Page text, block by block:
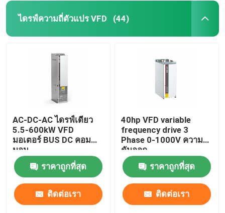
การขับเคลื่อนความถี่ที่เปลี่ยนแปลงสําหรับเครน
สถานีชาร์จ EV ที่เก็บพลังงานที่สามารถปรับปรุงได้
เครื่องมือเพิ่มประสิทธิภาพพลังงานแสงอาทิตย์
อินเวอร์เตอร์พลังงานแสงอาทิตย์แบบไฮบริด
ไดรฟ์ความถี่ตัวแปร VFD (44)
AC-DC-AC ไดรฟ์เดียว
5.5-600kW VFD
มอเตอร์ BUS DC คอม
มอน
ราคาถูกที่สุด
ติดต่อเรา
40hp VFD variable
frequency drive 3
Phase 0-1000V ความ
ดันออก
ราคาถูกที่สุด
ติดต่อเรา